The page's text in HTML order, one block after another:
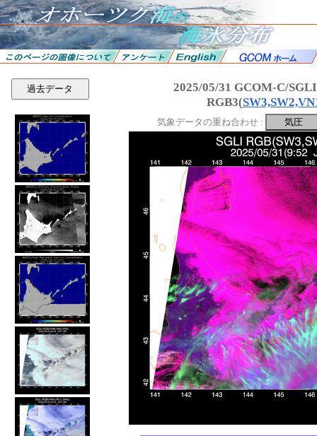
過去データ
2025/05/31 GCOM-C/
RGB3(
気象データの重ね合わせ :